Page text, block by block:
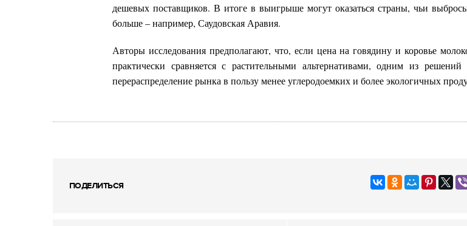
дешевых поставщиков. В итоге в выигрыше могут оказаться страны, чьи
больше – например, Саудовская Аравия.
Авторы исследования предполагают, что, если цена на говядину и коровье
практически сравняется с растительными альтернативами, одним из решений
перераспределение рынка в пользу менее углеродоемких и более экологичных
ПОДЕЛИТЬСЯ